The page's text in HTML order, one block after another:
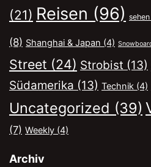
(21) Reisen (96)
(8) Shanghai & Japan (4)
Street (24) Strobist (13)
Südamerika (13) Technik (4)
Uncategorized (39)
(7) Weekly (4)
Archiv